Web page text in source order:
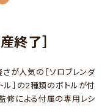
終了］
が人気の［ソロブレンダ
ル］の2種類のボトルが付
監修による付属の専用レシ